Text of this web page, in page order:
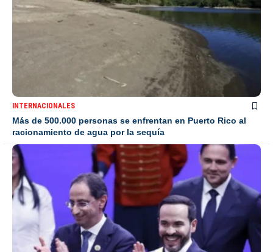
INTERNACIONALES
Más de 500.000 personas se enfrentan en Puerto Rico al
racionamiento de agua por la sequía